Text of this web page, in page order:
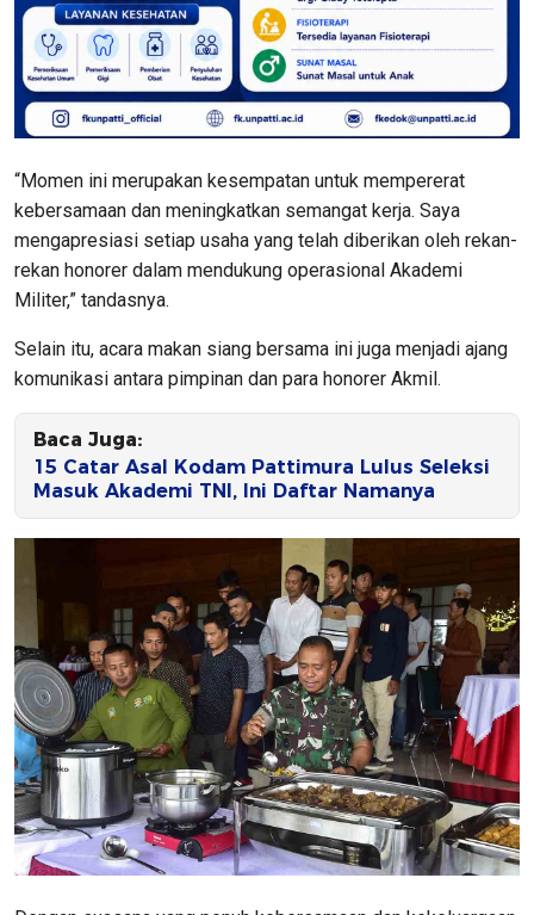
“Momen ini merupakan kesempatan untuk mempererat
kebersamaan dan meningkatkan semangat kerja. Saya
mengapresiasi setiap usaha yang telah diberikan oleh rekan-
rekan honorer dalam mendukung operasional Akademi
Militer,” tandasnya.
Selain itu, acara makan siang bersama ini juga menjadi ajang
komunikasi antara pimpinan dan para honorer Akmil.
Baca Juga:
15 Catar Asal Kodam Pattimura Lulus Seleksi
Masuk Akademi TNI, Ini Daftar Namanya